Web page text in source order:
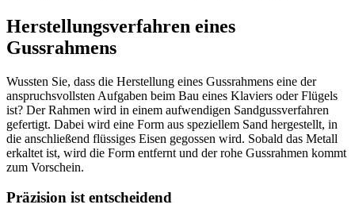
Herstellungsverfahren eines
Gussrahmens
Wussten Sie, dass die Herstellung eines Gussrahmens eine der
anspruchsvollsten Aufgaben beim Bau eines Klaviers oder Flügels
ist? Der Rahmen wird in einem aufwendigen Sandgussverfahren
gefertigt. Dabei wird eine Form aus speziellem Sand hergestellt, in
die anschließend flüssiges Eisen gegossen wird. Sobald das Metall
erkaltet ist, wird die Form entfernt und der rohe Gussrahmen kommt
zum Vorschein.
Präzision ist entscheidend